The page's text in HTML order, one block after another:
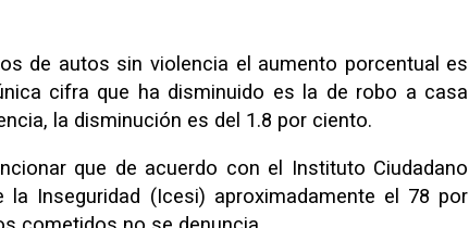
de autos sin violencia el aumento porcentual es
cifra que ha disminuido es la de robo a casa
la disminución es del 1.8 por ciento.
que de acuerdo con el Instituto Ciudadano
la Inseguridad (Icesi) aproximadamente el 78 por